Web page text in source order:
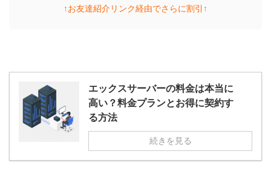
↑お友達紹介リンク経由でさらに割引↑
エックスサーバーの料金は本当に
高い？料金プランとお得に契約す
る方法
続きを見る